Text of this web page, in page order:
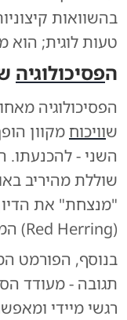
טעות לוגית; הוא
הפסיכולוגיה
הפסיכולוגיה
שוויכוח מקוון
השני - להכנעתו.
שוללת מהיריב
"מנצחת" את
(Red Herring) המכוונת להגנה על האגו הפגוע והרצון בניצחון מיידי.
בנוסף, הפורמט
תגובה - מעודד
רגשי מיידי